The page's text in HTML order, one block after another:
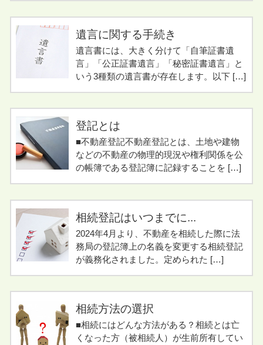
遺言に関する手続き
遺言書には、大きく分けて「自筆証書遺
言」「公正証書遺言」「秘密証書遺言」と
いう3種類の遺言書が存在します。以下 […]
登記とは
■不動産登記不動産登記とは、土地や建物
などの不動産の物理的現況や権利関係を公
の帳簿である登記簿に記録することを […]
相続登記はいつまでに...
2024年4月より、不動産を相続した際に法
務局の登記簿上の名義を変更する相続登記
が義務化されました。定められた […]
相続方法の選択
■相続にはどんな方法がある？相続とは亡
くなった方（被相続人）が生前所有してい